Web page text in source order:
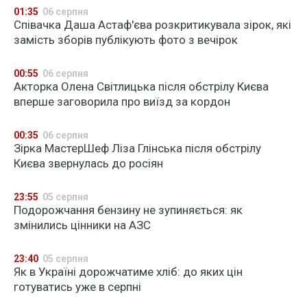
01:35 06 серпня
Співачка Даша Астаф'єва розкритикувала зірок, які
замість зборів публікують фото з вечірок
00:55 06 серпня
Акторка Олена Світлицька після обстрілу Києва
вперше заговорила про виїзд за кордон
00:35 06 серпня
Зірка МастерШеф Ліза Глінська після обстрілу
Києва звернулась до росіян
23:55 05 серпня
Подорожчання бензину не зупиняється: як
змінились цінники на АЗС
23:40 05 серпня
Як в Україні дорожчатиме хліб: до яких цін
готуватись уже в серпні